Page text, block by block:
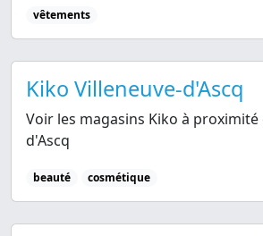
vêtements
Kiko Villeneuve-d'Ascq
Voir les magasins Kiko à proximité
d'Ascq
beauté cosmétique